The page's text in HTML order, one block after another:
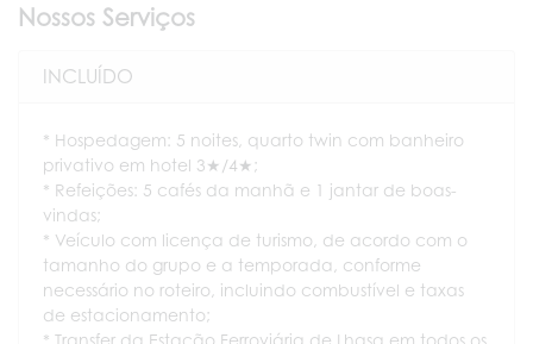
Nossos Serviços
INCLUÍDO
* Hospedagem: 5 noites, quarto twin com banheiro
privativo em hotel 3★/4★;
* Refeições: 5 cafés da manhã e 1 jantar de boas-
vindas;
* Veículo com licença de turismo, de acordo com o
tamanho do grupo e a temporada, conforme
necessário no roteiro, incluindo combustível e taxas
de estacionamento;
* Transfer da Estação Ferroviária de Lhasa em todos os